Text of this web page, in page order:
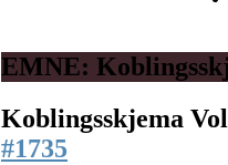
EMNE:
Koblingsskjema
#1735